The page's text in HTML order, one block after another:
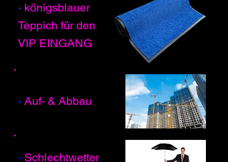
- königsblauer
Teppich für den
VIP EINGANG
- Auf- & Abbau
- Schlechtwetter